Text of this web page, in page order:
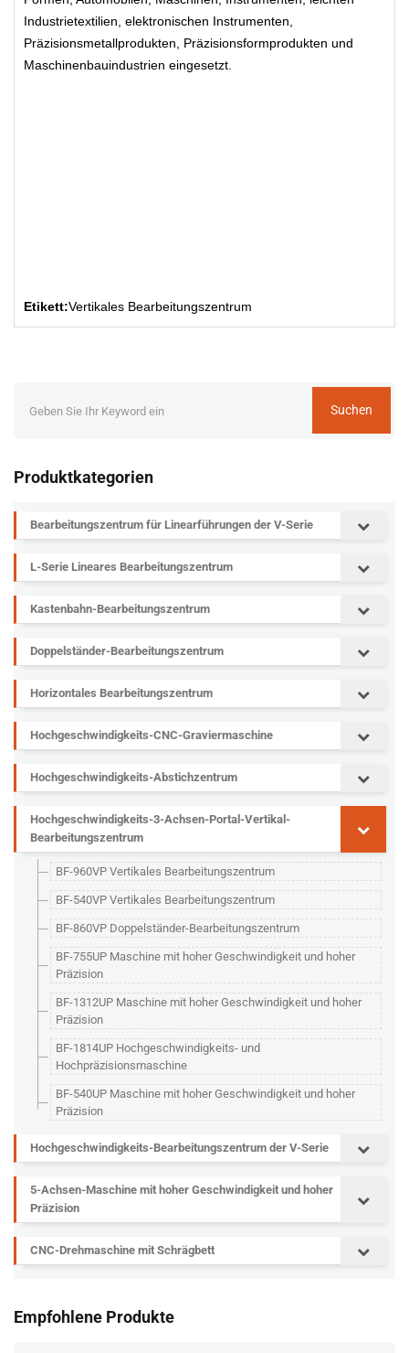
Industrietextilien, elektronischen Instrumenten,
Präzisionsmetallprodukten, Präzisionsformprodukten und
Maschinenbauindustrien eingesetzt.
Etikett:Vertikales Bearbeitungszentrum
Suchen
Produktkategorien
Bearbeitungszentrum für Linearführungen der V-Serie
L-Serie Lineares Bearbeitungszentrum
Kastenbahn-Bearbeitungszentrum
Doppelständer-Bearbeitungszentrum
Horizontales Bearbeitungszentrum
Hochgeschwindigkeits-CNC-Graviermaschine
Hochgeschwindigkeits-Abstichzentrum
Hochgeschwindigkeits-3-Achsen-Portal-Vertikal-
Bearbeitungszentrum
BF-960VP Vertikales Bearbeitungszentrum
BF-540VP Vertikales Bearbeitungszentrum
BF-860VP Doppelständer-Bearbeitungszentrum
BF-755UP Maschine mit hoher Geschwindigkeit und hoher
Präzision
BF-1312UP Maschine mit hoher Geschwindigkeit und hoher
Präzision
BF-1814UP Hochgeschwindigkeits- und
Hochpräzisionsmaschine
BF-540UP Maschine mit hoher Geschwindigkeit und hoher
Präzision
Hochgeschwindigkeits-Bearbeitungszentrum der V-Serie
5-Achsen-Maschine mit hoher Geschwindigkeit und hoher
Präzision
CNC-Drehmaschine mit Schrägbett
Empfohlene Produkte